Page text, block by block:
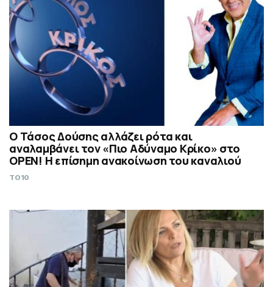
Ο Τάσος Δούσης αλλάζει ρότα και
αναλαμβάνει τον «Πιο Αδύναμο Κρίκο» στο
OPEN! Η επίσημη ανακοίνωση του καναλιού
TO10